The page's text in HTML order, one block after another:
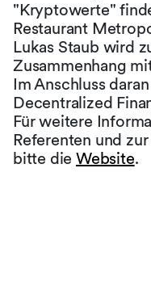
"Kryptowerte"
Restaurant
Lukas Staub wird
Zusammenhang
Im Anschluss
Decentralized
Für weitere
Referenten und
bitte die Website.